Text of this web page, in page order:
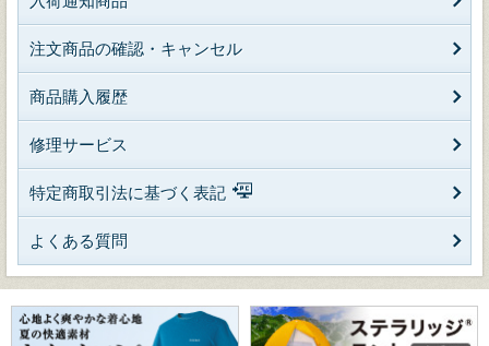
注文商品の確認・キャンセル
商品購入履歴
修理サービス
特定商取引法に基づく表記
よくある質問